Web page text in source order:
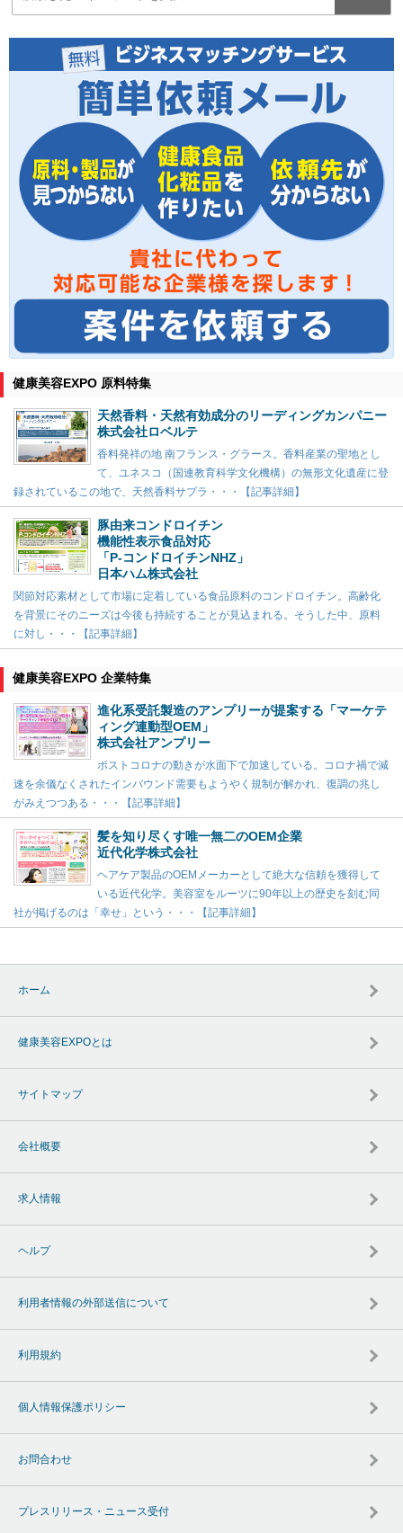
健康美容EXPO 原料特集
天然香料・天然有効成分のリーディングカンパニー
株式会社ロベルテ
香料発祥の地 南フランス・グラース。香料産業の聖地とし
て、ユネスコ（国連教育科学文化機構）の無形文化遺産に登
録されているこの地で、天然香料サプラ・・・【記事詳細】
豚由来コンドロイチン
機能性表示食品対応
「P-コンドロイチンNHZ」
日本ハム株式会社
関節対応素材として市場に定着している食品原料のコンドロイチン。高齢化
を背景にそのニーズは今後も持続することが見込まれる。そうした中、原料
に対し・・・【記事詳細】
健康美容EXPO 企業特集
進化系受託製造のアンプリーが提案する「マーケテ
ィング連動型OEM」
株式会社アンプリー
ポストコロナの動きが水面下で加速している。コロナ禍で減
速を余儀なくされたインバウンド需要もようやく規制が解かれ、復調の兆し
がみえつつある・・・【記事詳細】
髪を知り尽くす唯一無二のOEM企業
近代化学株式会社
ヘアケア製品のOEMメーカーとして絶大な信頼を獲得して
いる近代化学。美容室をルーツに90年以上の歴史を刻む同
社が掲げるのは「幸せ」という・・・【記事詳細】
ホーム
健康美容EXPOとは
サイトマップ
会社概要
求人情報
ヘルプ
利用者情報の外部送信について
利用規約
個人情報保護ポリシー
お問合わせ
プレスリリース・ニュース受付